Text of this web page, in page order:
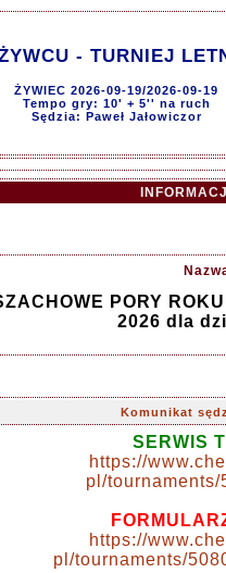
- TURNIEJ
ŻYWIEC 2026-09-19/2026-09-19
Tempo gry: 10' + 5'' na ruch
Sędzia: Paweł Jałowiczor
PORY
2026 dla
Komunikat
SERWIS
https://
pl/
https://
pl/tournaments/